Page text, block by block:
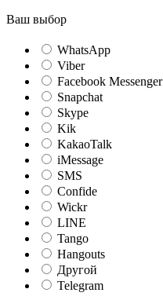
Ваш выбор
WhatsApp
Viber
Facebook Messenger
Snapchat
Skype
Kik
KakaoTalk
iMessage
SMS
Confide
Wickr
LINE
Tango
Hangouts
Другой
Telegram